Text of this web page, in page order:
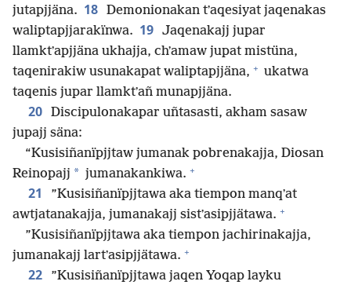
jutapjjäna. 18 Demonionakan tʼaqesiyat jaqenakas
waliptapjjarakïnwa. 19 Jaqenakajj jupar
llamktʼapjjäna ukhajja, chʼamaw jupat mistüna,
taqenirakiw usunakapat waliptapjjäna, + ukatwa
taqenis jupar llamktʼañ munapjjäna.
20 Discipulonakapar uñtasasti, akham sasaw
jupajj säna:
“Kusisiñanïpjjtaw jumanak pobrenakajja, Diosan
Reinopajj * jumanakankiwa. +
21
”Kusisiñanïpjjtawa aka tiempon manqʼat
awtjatanakajja, jumanakajj sistʼasipjjätawa. +
”Kusisiñanïpjjtawa aka tiempon jachirinakajja,
jumanakajj lartʼasipjjätawa. +
22
”Kusisiñanïpjjtawa jaqen Yoqap layku